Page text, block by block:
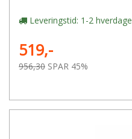
Leveringstid: 1-2 hverdage
519,-
956,30 SPAR 45%